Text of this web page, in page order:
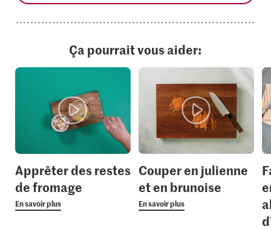
Ça pourrait vous aider:
Apprêter des restes
de fromage
En savoir plus
Couper en julienne
et en brunoise
En savoir plus